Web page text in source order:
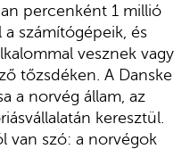
percenként 1 millió
számítógépeik, és
vesznek vagy
tőzsdéken. A Danske
a norvég állam, az
keresztül.
van szó: a norvégok